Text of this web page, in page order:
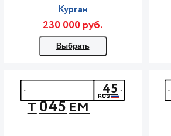
Курган
230 000 руб.
Выбрать
Т045ЕМ
45